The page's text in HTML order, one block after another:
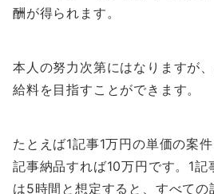
酬が得られます。
本人の努力次第にはなりますが
給料を目指すことができます。
たとえば1記事1万円の単価の案
記事納品すれば10万円です。1記
は5時間と想定すると、すべて